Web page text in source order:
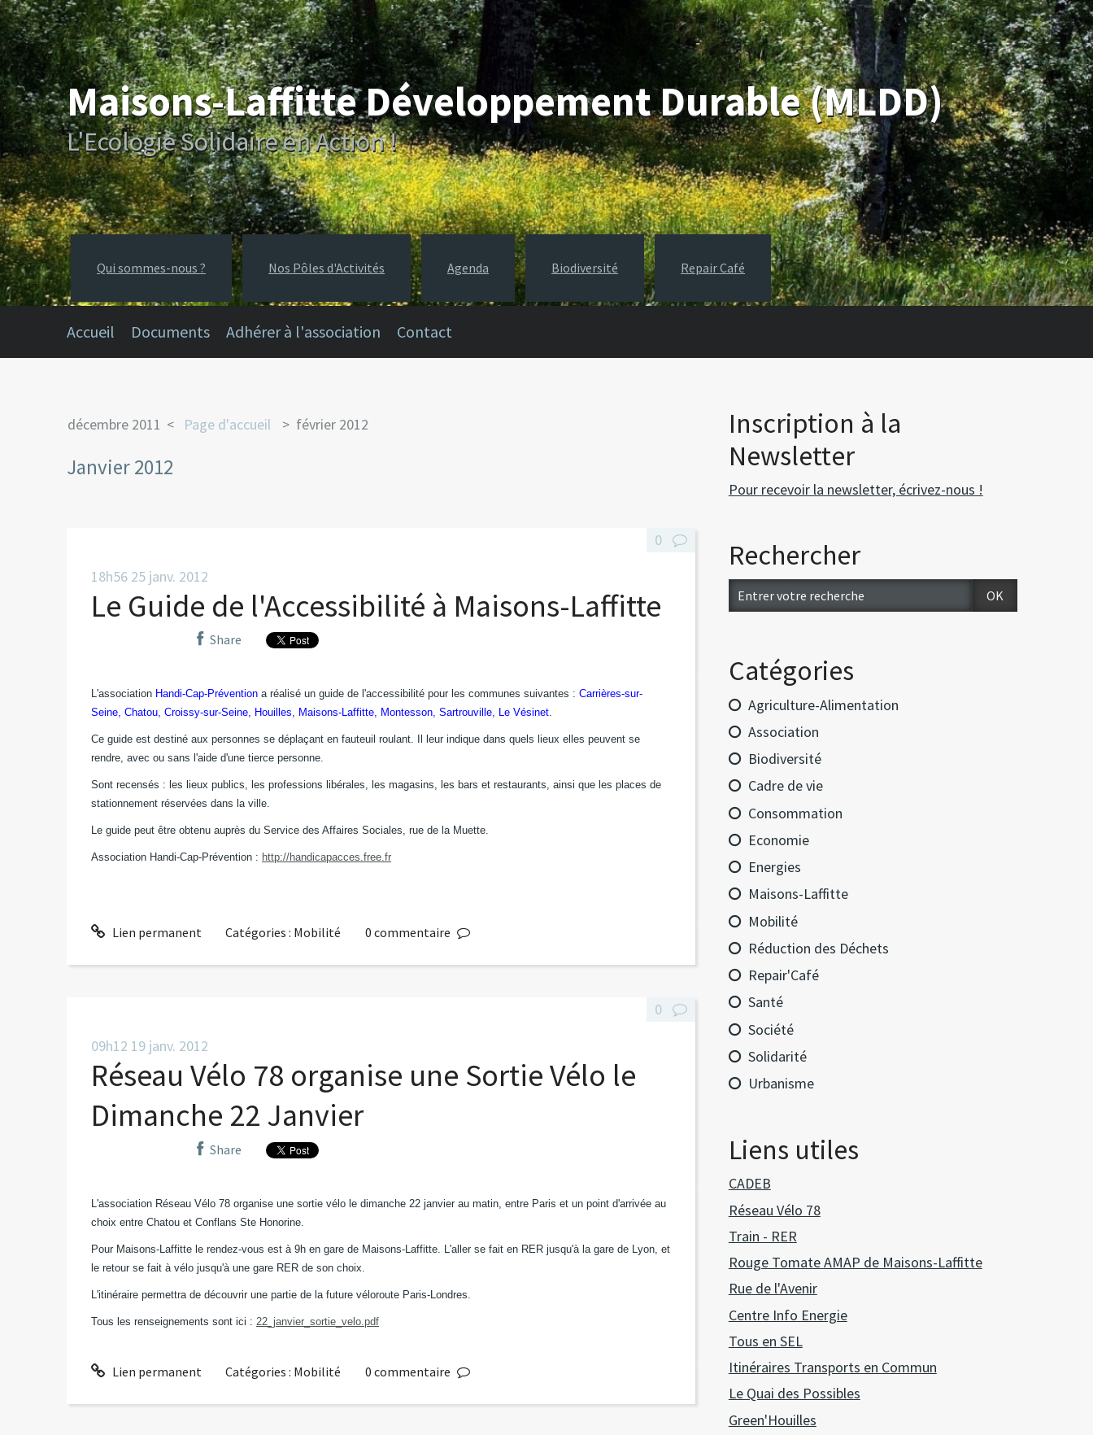
Maisons-Laffitte Développement Durable (MLDD)
L'Ecologie Solidaire en Action !
Qui sommes-nous ? Nos Pôles d'Activités Agenda Biodiversité Repair Café
Accueil Documents Adhérer à l'association Contact
décembre 2011 Page d'accueil février 2012
Janvier 2012
18h56 25 janv. 2012
Le Guide de l'Accessibilité à Maisons-Laffitte
Share
L'association Handi-Cap-Prévention a réalisé un guide de l'accessibilité pour les communes suivantes : Carrières-sur-
Seine, Chatou, Croissy-sur-Seine, Houilles, Maisons-Laffitte, Montesson, Sartrouville, Le Vésinet.
Ce guide est destiné aux personnes se déplaçant en fauteuil roulant. Il leur indique dans quels lieux elles peuvent se
rendre, avec ou sans l'aide d'une tierce personne.
Sont recensés : les lieux publics, les professions libérales, les magasins, les bars et restaurants, ainsi que les places de
stationnement réservées dans la ville.
Le guide peut être obtenu auprès du Service des Affaires Sociales, rue de la Muette.
Association Handi-Cap-Prévention : http://handicapacces.free.fr
Lien permanent Catégories : Mobilité
0
0 commentaire
09h12 19 janv. 2012
Réseau Vélo 78 organise une Sortie Vélo le
Dimanche 22 Janvier
Share
L'association Réseau Vélo 78 organise une sortie vélo le dimanche 22 janvier au matin, entre Paris et un point d'arrivée au
choix entre Chatou et Conflans Ste Honorine.
Pour Maisons-Laffitte le rendez-vous est à 9h en gare de Maisons-Laffitte. L'aller se fait en RER jusqu'à la gare de Lyon, et
le retour se fait à vélo jusqu'à une gare RER de son choix.
L'itinéraire permettra de découvrir une partie de la future véloroute Paris-Londres.
Tous les renseignements sont ici : 22_janvier_sortie_velo.pdf
Lien permanent Catégories : Mobilité
0
0 commentaire
Inscription à la
Newsletter
Pour recevoir la newsletter, écrivez-nous !
Rechercher
Catégories
Agriculture-Alimentation
Association
Biodiversité
Cadre de vie
Consommation
Economie
Energies
Maisons-Laffitte
Mobilité
Réduction des Déchets
Repair'Café
Santé
Société
Solidarité
Urbanisme
Liens utiles
CADEB
Réseau Vélo 78
Train - RER
Rouge Tomate AMAP de Maisons-Laffitte
Rue de l'Avenir
Centre Info Energie
Tous en SEL
Itinéraires Transports en Commun
Le Quai des Possibles
Green'Houilles